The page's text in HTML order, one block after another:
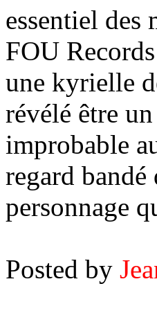
essentiel des
FOU
une kyrielle
révélé être
improbable
regard
personnage
Posted by